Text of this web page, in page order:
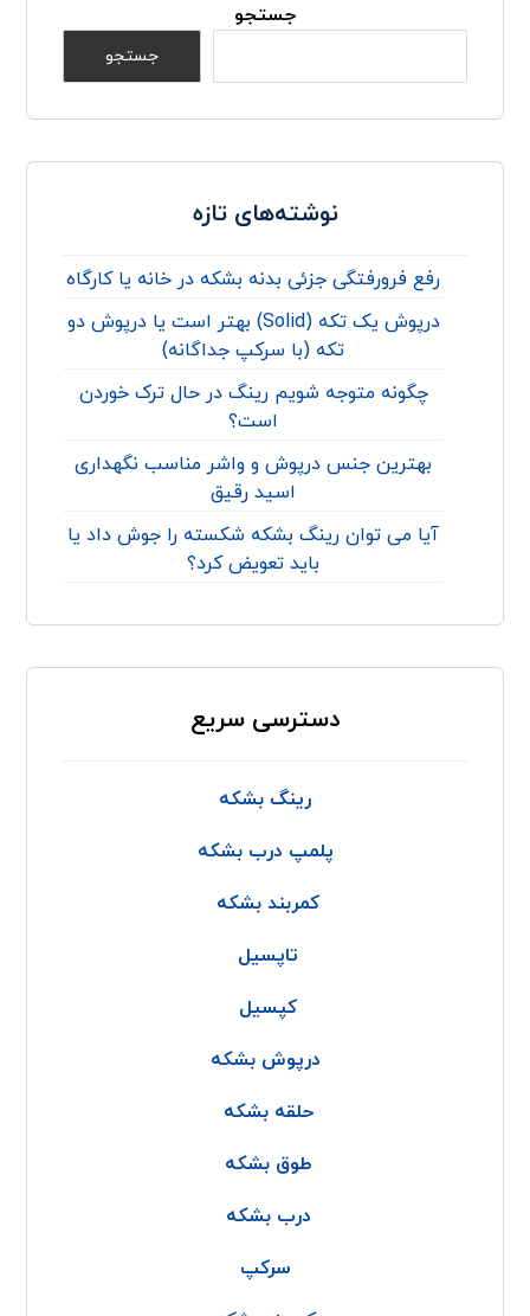
جستجو
جستجو
نوشته‌های تازه
رفع فرورفتگی جزئی بدنه بشکه در خانه یا کارگاه
درپوش یک تکه (Solid) بهتر است یا درپوش دو
تکه (با سرکپ جداگانه)
چگونه متوجه شویم رینگ در حال ترک خوردن
است؟
بهترین جنس درپوش و واشر مناسب نگهداری
اسید رقیق
آیا می توان رینگ بشکه شکسته را جوش داد یا
باید تعویض کرد؟
دسترسی سریع
رینگ بشکه
پلمپ درب بشکه
کمربند بشکه
تاپسیل
کپسیل
درپوش بشکه
حلقه بشکه
طوق بشکه
درب بشکه
سرکپ